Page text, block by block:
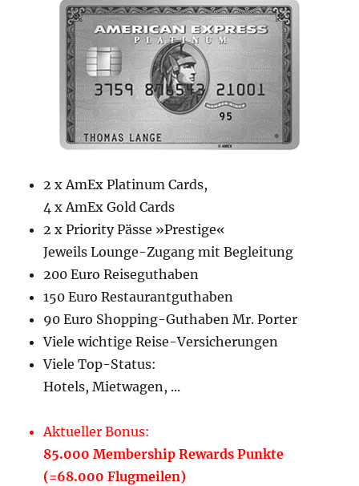
2 x AmEx Platinum Cards,
4 x AmEx Gold Cards
2 x Priority Pässe »Prestige«
Jeweils Lounge-Zugang mit Begleitung
200 Euro Reiseguthaben
150 Euro Restaurantguthaben
90 Euro Shopping-Guthaben Mr. Porter
Viele wichtige Reise-Versicherungen
Viele Top-Status:
Hotels, Mietwagen, ...
Aktueller Bonus:
85.000 Membership Rewards Punkte
(=68.000 Flugmeilen)